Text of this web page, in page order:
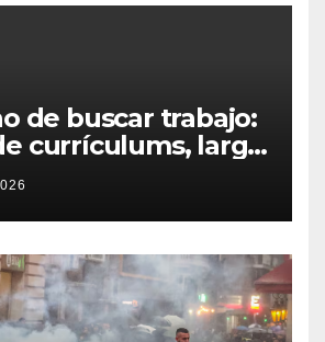
de buscar trabajo:
currículums, larga
puestos